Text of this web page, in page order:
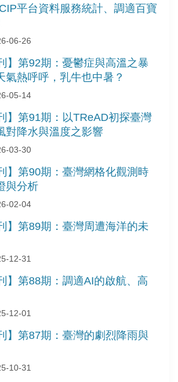
平台資料服務統計、調適百寶
06-26
】第92期：憂鬱症與高溫之暴
氣熱呼呼，乳牛也中暑？
05-14
】第91期：以TReAD初探臺灣
對降水與溫度之影響
03-30
】第90期：臺灣網格化觀測時
與分析
02-04
】第89期：臺灣周遭海洋的未
12-31
】第88期：調適AI的啟航、高
12-01
】第87期：臺灣的劇烈降雨與
10-31